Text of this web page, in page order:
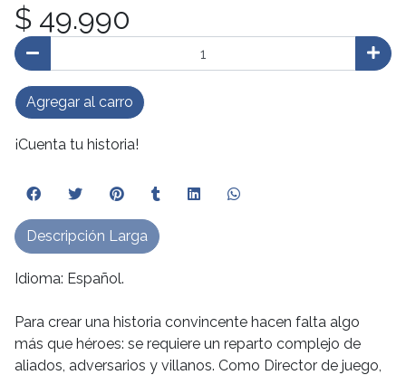
$ 49.990
Agregar al carro
¡Cuenta tu historia!
Idioma: Español.
Para crear una historia convincente hacen falta algo
más que héroes: se requiere un reparto complejo de
aliados, adversarios y villanos. Como Director de juego,
Descripción Larga